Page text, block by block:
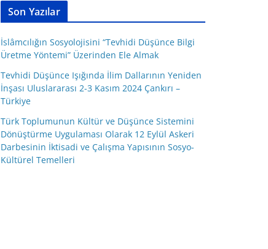
e
r
Son Yazılar
İslâmcılığın Sosyolojisini “Tevhidi Düşünce Bilgi
Üretme Yöntemi” Üzerinden Ele Almak
Tevhidi Düşünce Işığında İlim Dallarının Yeniden
İnşası Uluslararası 2-3 Kasım 2024 Çankırı –
Türkiye
Türk Toplumunun Kültür ve Düşünce Sistemini
Dönüştürme Uygulaması Olarak 12 Eylül Askeri
Darbesinin İktisadi ve Çalışma Yapısının Sosyo-
Kültürel Temelleri